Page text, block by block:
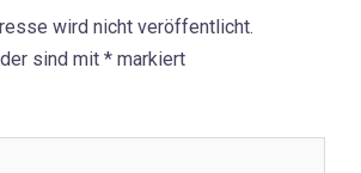
wird nicht veröffentlicht.
sind mit * markiert